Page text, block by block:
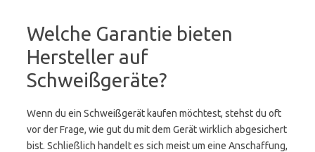
Welche Garantie bieten
Hersteller auf
Schweißgeräte?
Wenn du ein Schweißgerät kaufen möchtest, stehst du oft
vor der Frage, wie gut du mit dem Gerät wirklich abgesichert
bist. Schließlich handelt es sich meist um eine Anschaffung,